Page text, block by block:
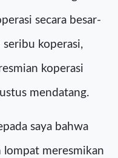
secara besar-
seribu koperasi,
koperasi
mendatang.
saya bahwa
lompat meresmikan